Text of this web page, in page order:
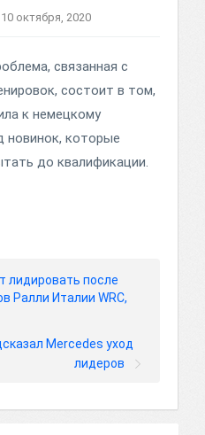
10 октября, 2020
связанная с
состоит в том,
к немецкому
новинок, которые
до квалификации.
лидировать после
Ралли Италии WRC,
Mercedes уход
лидеров